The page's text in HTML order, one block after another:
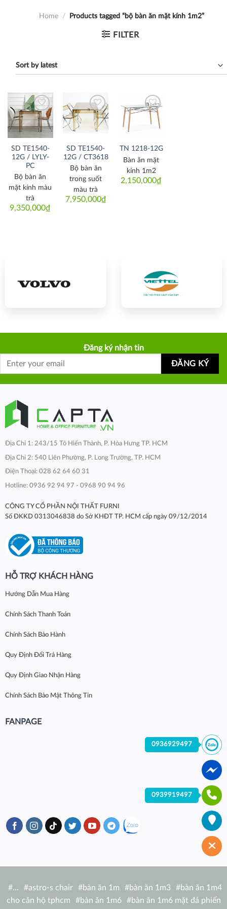
Home / Products tagged “bộ bàn ăn mặt kính 1m2”
FILTER
Thích
SD TE1540-
12G / LYLY-
PC
9,350,000₫
Bộ bàn ăn
mặt kính màu
trà
Thích
SD TE1540-
12G / CT3618
7,950,000₫
Bộ bàn ăn
trong suốt
màu trà
Thích
TN 1218-12G
2,150,000₫
Bàn ăn mặt
kính 1m2
Đăng ký nhận tin
Địa Chỉ 1: 243/15 Tô Hiến Thành, P. Hòa Hưng TP. HCM
Địa Chỉ 2: 540 Liên Phường, P. Long Trường, TP. HCM
Điện Thoại: 028 62 64 60 31
Hotline: 0936 92 94 97 - 0968 90 94 96
CÔNG TY CỔ PHẦN NỘI THẤT FURNI
Số ĐKKD 0313046838 do Sở KHĐT TP. HCM cấp ngày 09/12/2014
HỖ TRỢ KHÁCH HÀNG
Hướng Dẫn Mua Hàng
Chính Sách Thanh Toán
Chính Sách Bảo Hành
Quy Định Đổi Trả Hàng
Quy Định Giao Nhận Hàng
Chính Sách Bảo Mật Thông Tin
FANPAGE
#… #astro-s chair #bàn ăn 1m #bàn ăn 1m3 #bàn ăn 1m4
cho căn hộ tphcm
#bàn ăn 1m6 #bàn ăn 1m6 mặt đá phiến
0936929497
0939919497